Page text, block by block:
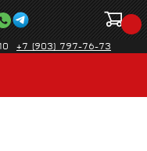
+7 (903) 797-76-73